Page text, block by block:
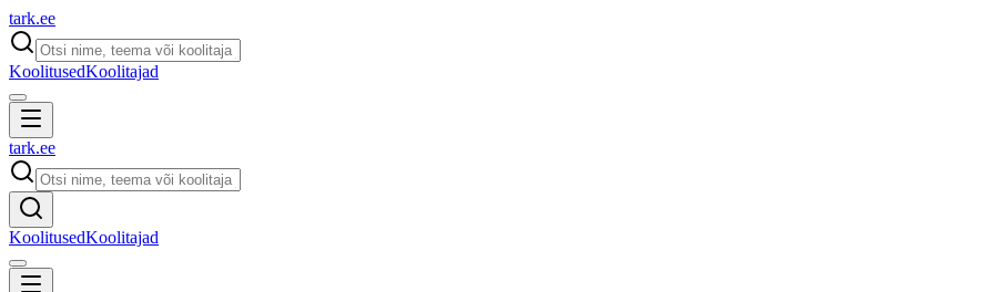
tark.ee
KoolitusedKoolitajad
tark.ee
KoolitusedKoolitajad